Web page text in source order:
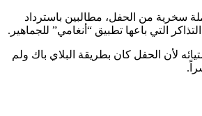
سخرية من الحفل، مطالبين باسترداد
لأن الحفل كان بطريقة البلاي باك ولم